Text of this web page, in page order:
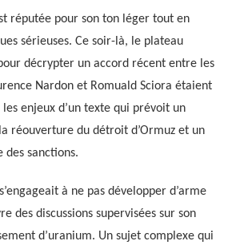
réputée pour son ton léger tout en
sérieuses. Ce soir-là, le plateau
décrypter un accord récent entre les
Nardon et Romuald Sciora étaient
enjeux d’un texte qui prévoit un
réouverture du détroit d’Ormuz et un
sanctions.
à ne pas développer d’arme
des discussions supervisées sur son
d’uranium. Un sujet complexe qui